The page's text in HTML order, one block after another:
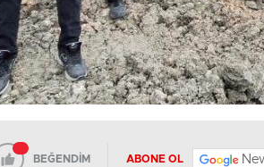
BEĞENDİM ABONE OL